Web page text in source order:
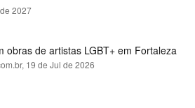
2027
obras de artistas LGBT+ em Fortaleza
19 de Jul de 2026